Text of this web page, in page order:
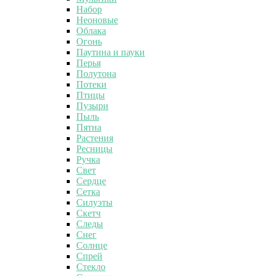
Набор
Неоновые
Облака
Огонь
Паутина и пауки
Перья
Полутона
Потеки
Птицы
Пузыри
Пыль
Пятна
Растения
Ресницы
Ручка
Свет
Сердце
Сетка
Силуэты
Скетч
Следы
Снег
Солнце
Спрей
Стекло